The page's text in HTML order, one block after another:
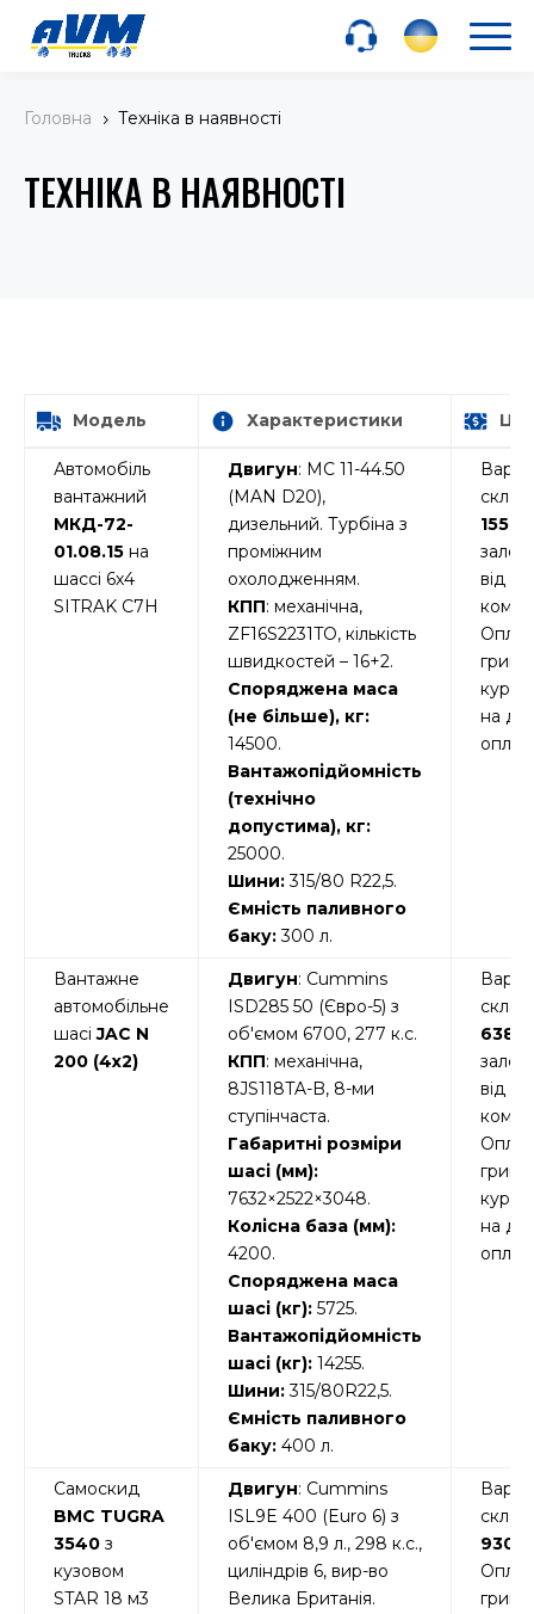
Головна 5 Техніка в наявності
ТЕХНІКА В НАЯВНОСТІ
Модель Характеристики
Модель
Характеристики
Автомобіль
вантажний
МКД-72-
01.08.15 на
шассі 6х4
SITRAK C7Н
Двигун: MC 11-44.50
(MAN D20),
дизельний. Турбіна з
проміжним
охолодженням.
КПП: механічна,
ZF16S2231TO, кількість
швидкостей – 16+2.
Споряджена маса
(не більше), кг:
14500.
Вантажопідйомність
(технічно
допустима), кг:
25000.
Шини:315/80 R22,5.
Ємність паливного
баку:300 л.
від
на
Вантажне
автомобільне
шасіJAC N
200 (4х2)
Двигун: Cummins
ISD285 50 (Євро-5) з
об'ємом 6700, 277 к.с.
КПП: механічна,
8JS118TA-B, 8-ми
ступінчаста.
Габаритні розміри
шасі (мм):
7632×2522×3048.
Колісна база (мм):
4200.
Споряджена маса
шасі (кг): 5725.
Вантажопідйомність
шасі (кг): 14255.
Шини:315/80R22,5.
Ємність паливного
баку: 400 л.
від
на
Самоскид
BMC TUGRA
3540 з
кузовом
STAR 18 м3
Двигун: Cummins
ISL9E 400 (Euro 6) з
об'ємом 8,9 л., 298 к.с.,
циліндрів 6, вир-во
Велика Британія.